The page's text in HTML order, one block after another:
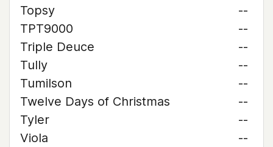
Topsy
--
TPT9000
--
Triple Deuce
--
Tully
--
Tumilson
--
Twelve Days of Christmas
--
Tyler
--
Viola
--